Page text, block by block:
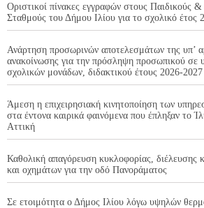
Οριστικοί πίνακες εγγραφών στους Παιδικούς
Σταθμούς του Δήμου Ιλίου για το σχολικό έτος
Ανάρτηση προσωρινών αποτελεσμάτων της υπ’
ανακοίνωσης για την πρόσληψη προσωπικού σε
σχολικών μονάδων, διδακτικού έτους 2026-2027
Άμεση η επιχειρησιακή κινητοποίηση των
στα έντονα καιρικά φαινόμενα που έπληξαν το
Αττική
Καθολική απαγόρευση κυκλοφορίας, διέλευσης
και οχημάτων για την οδό Πανοράματος
Σε ετοιμότητα ο Δήμος Ιλίου λόγω υψηλών